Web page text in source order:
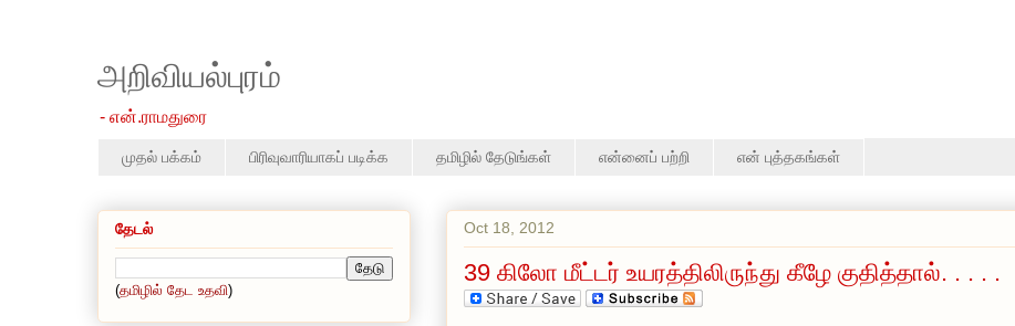
அறிவியல்புரம்
- என்.ராமதுரை
முதல் பக்கம் பிரிவுவாரியாகப் படிக்க தமிழில் தேடுங்கள் என்னைப் பற்றி என் புத்தகங்கள்
Oct 18, 2012
39 கிலோ மீட்டர் உயரத்திலிருந்து கீழே குதித்தால். . . . .
தேடல்
(தமிழில் தேட உதவி)